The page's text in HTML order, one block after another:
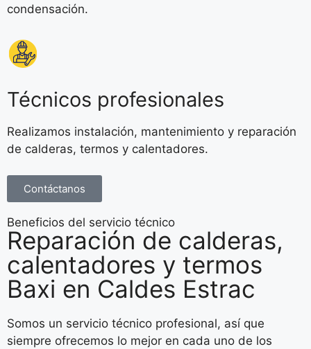
condensación.
Técnicos profesionales
Realizamos instalación, mantenimiento y reparación
de calderas, termos y calentadores.
Contáctanos
Beneficios del servicio técnico
Reparación de calderas,
calentadores y termos
Baxi en Caldes Estrac
Somos un servicio técnico profesional, así que
siempre ofrecemos lo mejor en cada uno de los